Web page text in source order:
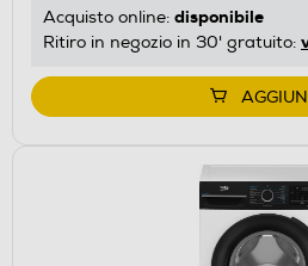
Acquisto online: disponibile
Ritiro in negozio in 30' gratuito: